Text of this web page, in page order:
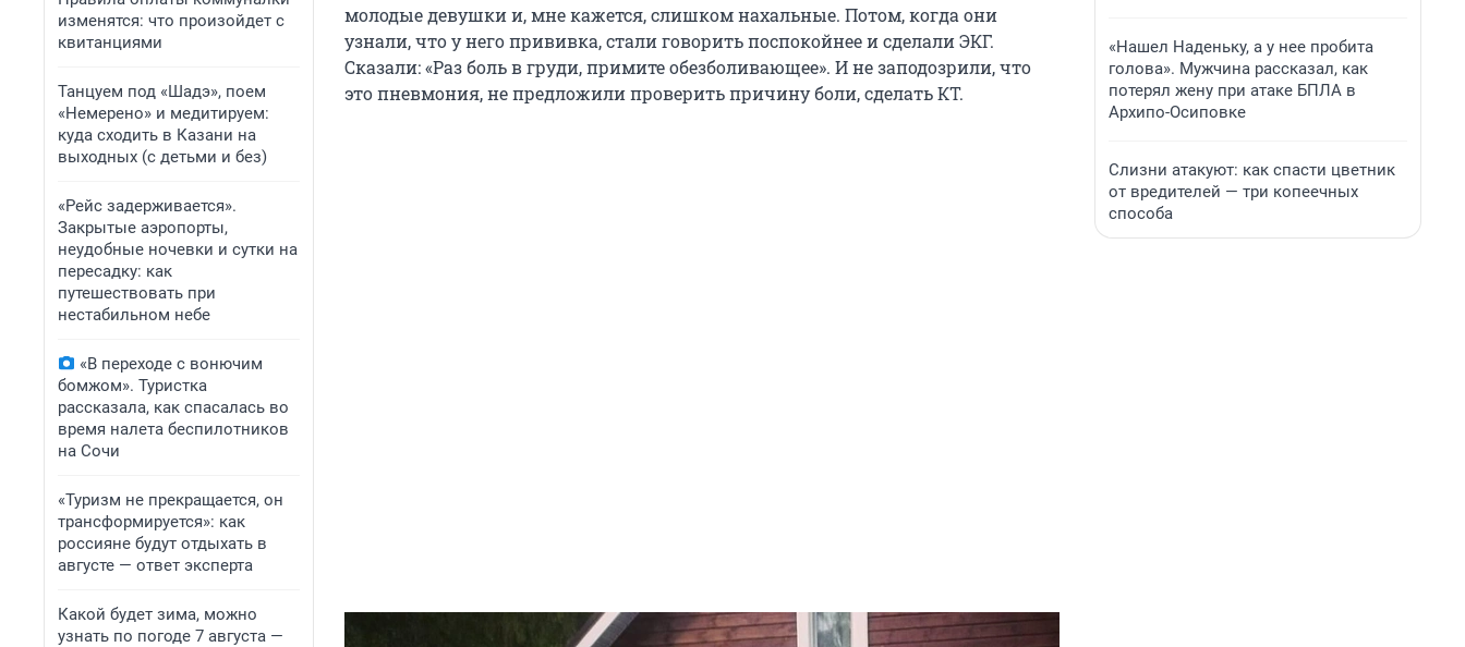
изменятся: что произойдет с
квитанциями
Танцуем под «Шадэ», поем
«Немерено» и медитируем:
куда сходить в Казани на
выходных (с детьми и без)
«Рейс задерживается».
Закрытые аэропорты,
неудобные ночевки и сутки на
пересадку: как
путешествовать при
нестабильном небе
«В переходе с вонючим
бомжом». Туристка
рассказала, как спасалась во
время налета беспилотников
на Сочи
«Туризм не прекращается, он
трансформируется»: как
россияне будут отдыхать в
августе — ответ эксперта
Какой будет зима, можно
узнать по погоде 7 августа —
молодые девушки и, мне кажется, слишком нахальные. Потом, когда они
узнали, что у него прививка, стали говорить поспокойнее и сделали ЭКГ.
Сказали: «Раз боль в груди, примите обезболивающее». И не заподозрили, что
это пневмония, не предложили проверить причину боли, сделать КТ.
«Нашел Наденьку, а у нее пробита
голова». Мужчина рассказал, как
потерял жену при атаке БПЛА в
Архипо-Осиповке
Слизни атакуют: как спасти цветник
от вредителей — три копеечных
способа